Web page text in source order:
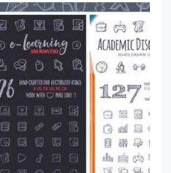
اکشن-فتوشاپ
براش-فتوشاپ
فیلتر-فتوشاپ
استایل-فتوشاپ
پریست-لایتروم
اسکریپت